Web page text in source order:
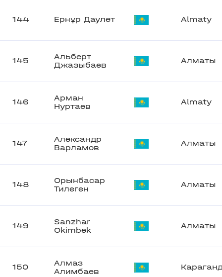
144 Ернұр Даулет Almaty
145
Альберт
Джазыбаев
Алматы
146
Арман
Нуртаев
Almaty
147
Александр
Варламов
Алматы
148
Орынбасар
Тилеген
Алматы
149
Sanzhar
Okimbek
Алматы
150
Алмаз
Алимбаев